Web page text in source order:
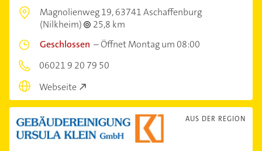
Magnolienweg 19,63741 Aschaffenburg
(Nilkheim)
25,8 km
Geschlossen –Öffnet Montag um 08:00
06021 9 20 79 50
Webseite
AUS DER REGION